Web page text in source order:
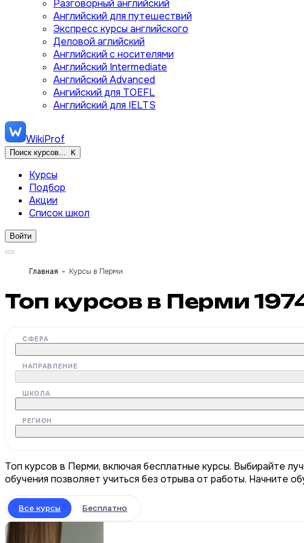
Разговорный английский
Английский для путешествий
Экспресс курсы английского
Деловой аглийский
Английский с носителями
Английский Intermediate
Английский Advanced
Ангийский для TOEFL
Английский для IELTS
WikiProf
Поиск курсов... K
Курсы
Подбор
Акции
Список школ
Войти
Главная Курсы в Перми
Топ курсов в Перми
СФЕРА
НАПРАВЛЕНИЕ
ШКОЛА
РЕГИОН
Топ курсов в Перми, включая бесплатные курсы. Выбирайте
обучения позволяет учиться без отрыва от работы. Начните
Все курсы Бесплатно